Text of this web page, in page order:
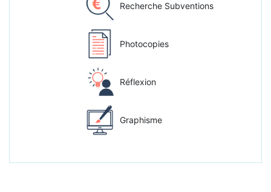
Recherche Subventions
Photocopies
Réflexion
Graphisme